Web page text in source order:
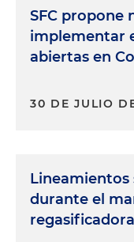
SFC propone
implementar
abiertas en
30 DE JULIO
Lineamientos
durante el